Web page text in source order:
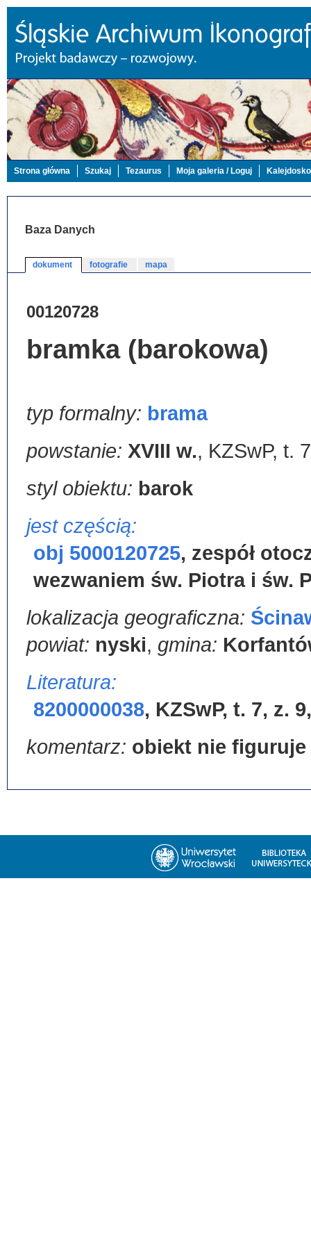
Strona główna Szukaj Tezaurus Moja galeria / Loguj
Baza Danych
dokument fotografie mapa
00120728
bramka (barokowa)
typ formalny: brama
powstanie: XVIII w., KZSwP, t.
styl obiektu: barok
jest częścią:
obj 5000120725, zespół
wezwaniem św. Piotra i św.
lokalizacja geograficzna:
powiat: nyski, gmina:
Literatura:
8200000038, KZSwP, t. 7, z. 9
komentarz: obiekt nie